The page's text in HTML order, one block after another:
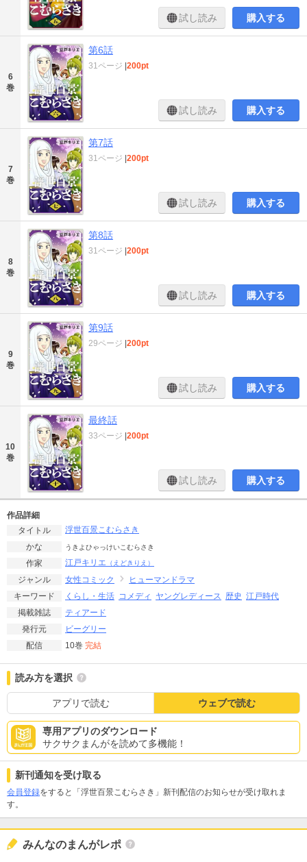
試し読み 購入する
6
巻
第6話
31ページ 200pt
試し読み 購入する
7
巻
第7話
31ページ 200pt
試し読み 購入する
8
巻
第8話
31ページ 200pt
試し読み 購入する
9
巻
第9話
29ページ 200pt
試し読み 購入する
10
巻
最終話
33ページ 200pt
試し読み 購入する
作品詳細
タイトル
浮世百景こむらさき
かな
うきよひゃっけいこむらさき
作家 江戸キリエ （えどきりえ）
ジャンル 女性コミック
ヒューマンドラマ
キーワード
くらし・生活 コメディ ヤングレディース 歴史 江戸時代
掲載雑誌
ティアード
発行元
ビーグリー
配信
10巻 完結
読み方を選択
アプリで読む ウェブで読む
専用アプリのダウンロード
サクサクまんがを読めて多機能！
新刊通知を受け取る
会員登録をすると「浮世百景こむらさき」新刊配信のお知らせが受け取れま
す。
みんなのまんがレポ